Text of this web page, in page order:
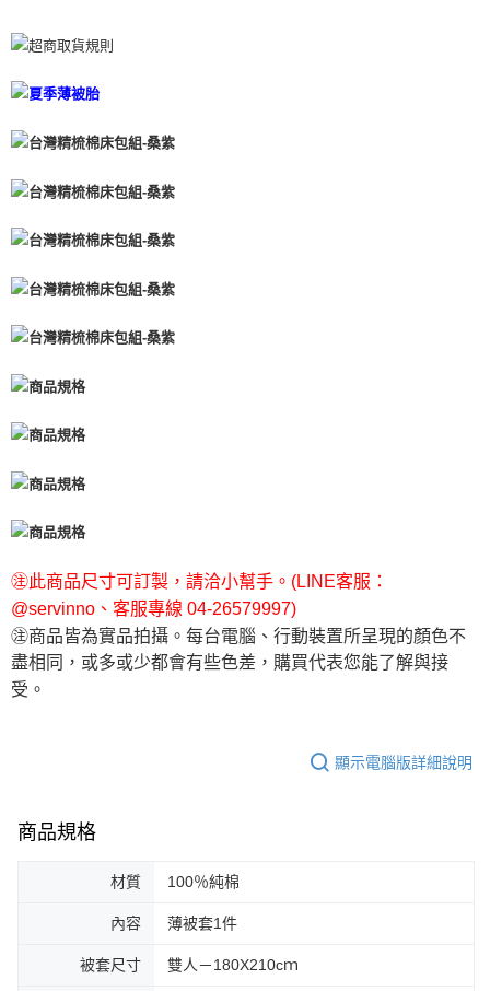
付款後7-11取貨
宅配(包含郵寄包裹/大型物件運費另計)
每筆NT$100，滿NT$1,500(含以上)免運費
㊟此商品尺寸可訂製，請洽小幫手。(LINE客服：
@servinno、客服專線 04-26579997)
㊟商品皆為實品拍攝。每台電腦、行動裝置所呈現的顏色不
盡相同，或多或少都會有些色差，購買代表您能了解與接
受。
顯示電腦版詳細說明
商品規格
材質 100％純棉
內容 薄被套1件
被套尺寸 雙人－180X210cｍ